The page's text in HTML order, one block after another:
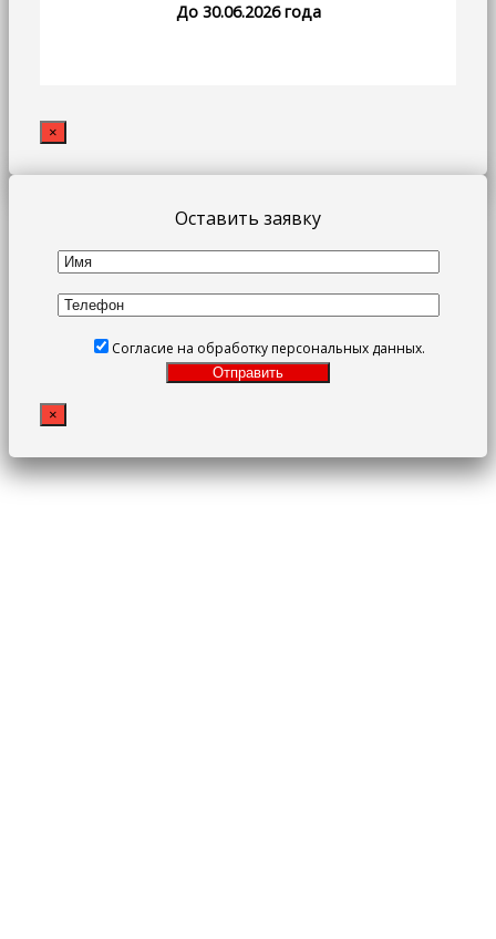
До 30.06.2026 года
×
Оставить заявку
Согласие на обработку персональных данных.
×